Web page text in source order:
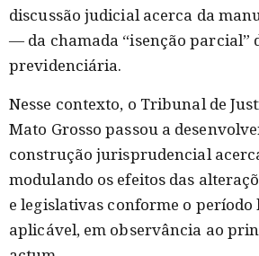
discussão judicial acerca da
— da chamada “isenção parcial”
previdenciária.
Nesse contexto, o Tribunal de
Mato Grosso passou a
construção jurisprudencial
modulando os efeitos das
e legislativas conforme o período
aplicável, em observância ao